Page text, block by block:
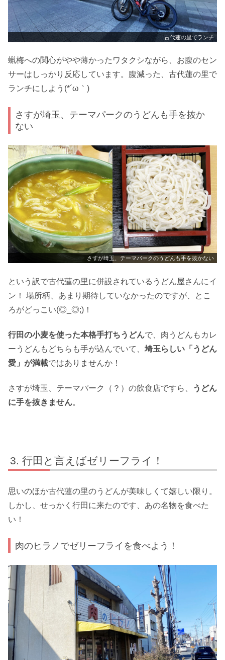
古代蓮の里でランチ
蝋梅への関心がやや薄かったワタクシながら、お腹のセン
サーはしっかり反応しています。腹減った、古代蓮の里で
ランチにしよう(*´ω｀)
さすが埼玉、テーマパークのうどんも手を抜か
ない
さすが埼玉、テーマパークのうどんも手を抜かない
という訳で古代蓮の里に併設されているうどん屋さんにイ
ン！ 場所柄、あまり期待していなかったのですが、とこ
ろがどっこい(◎_◎;)！
行田の小麦を使った本格手打ちうどんで、肉うどんもカレ
ーうどんもどちらも手が込んでいて、 埼玉らしい「うどん
愛」が満載ではありませんか！
さすが埼玉、テーマパーク（？）の飲食店ですら、
うどん
に手を抜きません。
行田と言えばゼリーフライ！
思いのほか古代蓮の里のうどんが美味しくて嬉しい限り。
しかし、せっかく行田に来たのです、あの名物を食べた
い！
肉のヒラノでゼリーフライを食べよう！